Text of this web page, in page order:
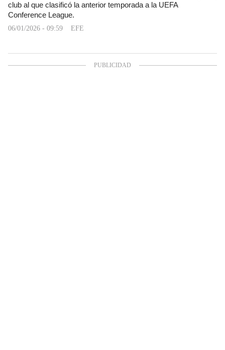
club al que clasificó la anterior temporada a la UEFA
Conference League.
06/01/2026 - 09:59 EFE